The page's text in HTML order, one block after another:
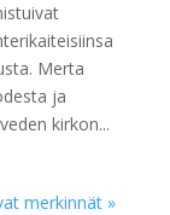
Merta
ja
kirkon...
merkinnät »